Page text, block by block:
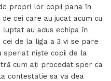
propri lor copii pana în
cei care au jucat acum cu
luptat au adus echipa în
de la liga a 3 vi se pare
speriat niște copii de la
cum ați procedat sper ca
contestatie sa va dea